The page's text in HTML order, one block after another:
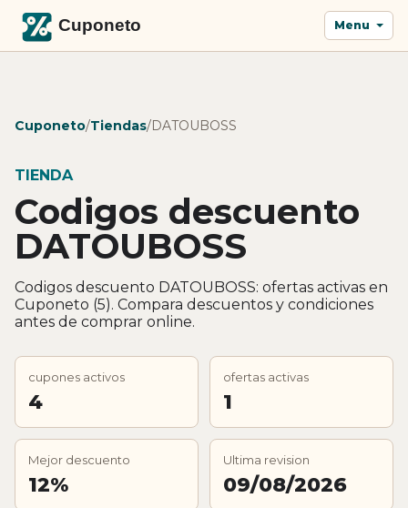
Menu
Cuponeto/Tiendas/DATOUBOSS
TIENDA
Codigos descuento
DATOUBOSS
Codigos descuento DATOUBOSS: ofertas activas en
Cuponeto (5). Compara descuentos y condiciones
antes de comprar online.
cupones activos
4
ofertas activas
1
Mejor descuento
12%
Ultima revision
09/08/2026